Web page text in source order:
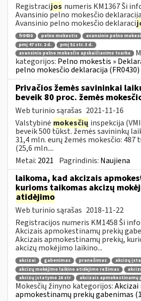
Registracijos numeris KM1367 Ši
Avansinio pelno mokesčio
Avansinio pelno mokesčio deklaraci
fr0430 pelno mokestis
avansinio pelno
pmį 47 str. 2 d.
pmį 51 str. 3 d.
avansinio pelno mokesčio apskaičiavimo tvarka
kategorijos: Pelno mokestis »
pelno mokesčio deklaracija (FR0430)
Privačios žemės savininkai
beveik 80 proc. žemės
Web turinio sąrašas 2021-11-16
Valstybinė mokesčių inspekcija
beveik 500 tūkst. žemės savininkų
31,4 mln. eurų žemės mokesčio: 487
(25,6 mln....
Metai: 2021 Pagrindinis: Naujiena
laikoma, kad akcizais
kurioms taikomas akcizų
atidėjimo
Web turinio sąrašas 2018-11-22
Registracijos numeris KM1458 Ši
Akcizais apmokestinamų prekių
Akcizais apmokestinamų prekių,
akcizų mokėjimo laikino...
akcizai gabenimas pranešimas
akcizų
akcizų mokėjimo laikino atidėjimo režimas
akcizų įstatymo 16 str
akcizais apmokestinamų
Mokesčių žinyno kategorijos:Akcizai
apmokestinamų prekių gabenimas